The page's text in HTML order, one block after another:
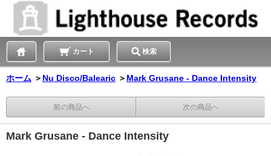
カート 検索
ホーム ＞ Nu Disco/Balearic ＞ Mark Grusane - Dance Intensity
前の商品へ 次の商品へ
Mark Grusane - Dance Intensity